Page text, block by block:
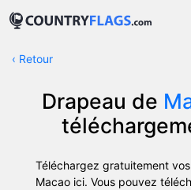
‹ Retour
Drapeau de
Téléchargez gratuitement
Macao ici. Vous pouvez